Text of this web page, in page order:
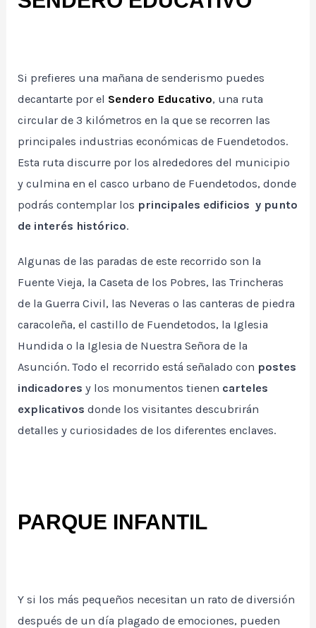
Si prefieres una mañana de senderismo puedes
decantarte por el Sendero Educativo, una ruta
circular de 3 kilómetros en la que se recorren las
principales industrias económicas de Fuendetodos.
Esta ruta discurre por los alrededores del municipio
y culmina en el casco urbano de Fuendetodos, donde
podrás contemplar los principales edificios y punto
de interés histórico.
Algunas de las paradas de este recorrido son la
Fuente Vieja, la Caseta de los Pobres, las Trincheras
de la Guerra Civil, las Neveras o las canteras de piedra
caracoleña, el castillo de Fuendetodos, la Iglesia
Hundida o la Iglesia de Nuestra Señora de la
Asunción. Todo el recorrido está señalado con postes
indicadores y los monumentos tienen carteles
explicativosdonde los visitantes descubrirán
detalles y curiosidades de los diferentes enclaves.
PARQUE INFANTIL
Y si los más pequeños necesitan un rato de diversión
después de un día plagado de emociones, pueden